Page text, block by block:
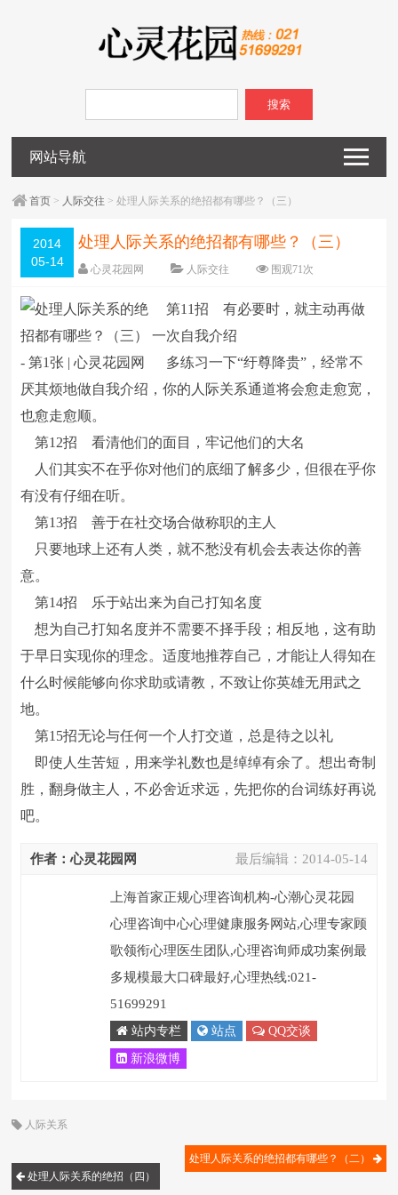
搜索
网站导航
首页 > 人际交往 > 处理人际关系的绝招都有哪些？（三）
2014
05-14
处理人际关系的绝招都有哪些？（三）
心灵花园网 人际交往 围观71次
字体：大 中
第11招 有必要时，就主动再做
一次自我介绍
多练习一下“纡尊降贵”，经常不
厌其烦地做自我介绍，你的人际关系通道将会愈走愈宽，
也愈走愈顺。
第12招 看清他们的面目，牢记他们的大名
人们其实不在乎你对他们的底细了解多少，但很在乎你
有没有仔细在听。
第13招 善于在社交场合做称职的主人
只要地球上还有人类，就不愁没有机会去表达你的善
意。
第14招 乐于站出来为自己打知名度
想为自己打知名度并不需要不择手段；相反地，这有助
于早日实现你的理念。适度地推荐自己，才能让人得知在
什么时候能够向你求助或请教，不致让你英雄无用武之
地。
第15招无论与任何一个人打交道，总是待之以礼
即使人生苦短，用来学礼数也是绰绰有余了。想出奇制
胜，翻身做主人，不必舍近求远，先把你的台词练好再说
吧。
最后编辑： 2014-05-14
作者：心灵花园网
上海首家正规心理咨询机构-心潮心灵花园
心理咨询中心心理健康服务网站,心理专家顾
歌领衔心理医生团队,心理咨询师成功案例最
多规模最大口碑最好,心理热线:021-
51699291
站内专栏 站点 QQ交谈
新浪微博
人际关系
处理人际关系的绝招（四）
处理人际关系的绝招都有哪些？（二）